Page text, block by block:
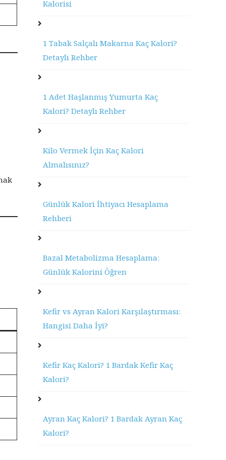
Kalorisi
1 Tabak Salçalı Makarna Kaç Kalori?
Detaylı Rehber
1 Adet Haşlanmış Yumurta Kaç
Kalori? Detaylı Rehber
Kilo Vermek İçin Kaç Kalori
Almalısınız?
Günlük Kalori İhtiyacı Hesaplama
Rehberi
Bazal Metabolizma Hesaplama:
Günlük Kalorini Öğren
Kefir vs Ayran Kalori Karşılaştırması:
Hangisi Daha İyi?
Kefir Kaç Kalori? 1 Bardak Kefir Kaç
Kalori?
Ayran Kaç Kalori? 1 Bardak Ayran Kaç
Kalori?